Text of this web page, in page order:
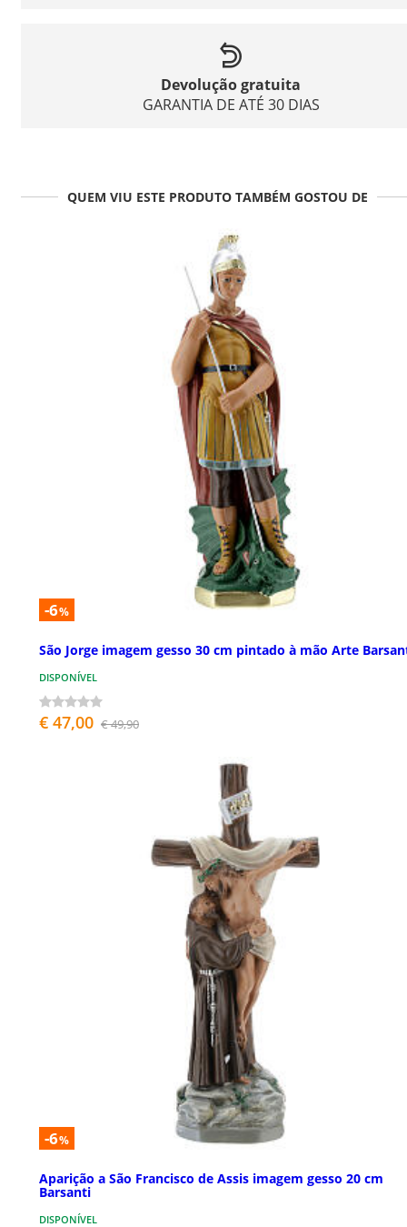
Devolução gratuita
GARANTIA DE ATÉ 30 DIAS
QUEM VIU ESTE PRODUTO TAMBÉM GOSTOU DE
-6%
São Jorge imagem gesso 30 cm pintado à mão Arte
DISPONÍVEL
€ 47,00 € 49,90
-6%
Aparição a São Francisco de Assis imagem gesso 20 cm
Barsanti
DISPONÍVEL